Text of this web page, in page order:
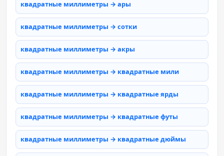
квадратные миллиметры → ары
квадратные миллиметры → сотки
квадратные миллиметры → акры
квадратные миллиметры → квадратные мили
квадратные миллиметры → квадратные ярды
квадратные миллиметры → квадратные футы
квадратные миллиметры → квадратные дюймы